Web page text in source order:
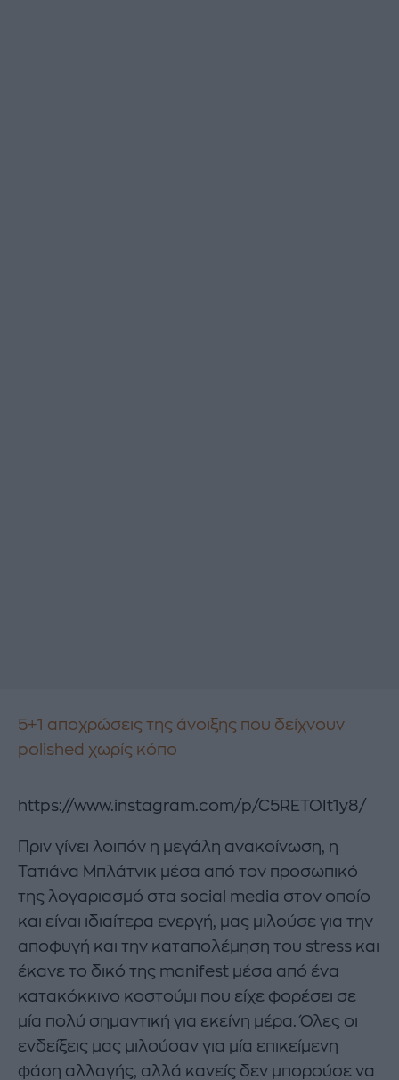
5+1 αποχρώσεις της άνοιξης που δείχνουν
polished χωρίς κόπο
https://www.instagram.com/p/C5RETOIt1y8/
Πριν γίνει λοιπόν η μεγάλη ανακοίνωση, η
Τατιάνα Μπλάτνικ μέσα από τον προσωπικό
της λογαριασμό στα social media στον οποίο
και είναι ιδιαίτερα ενεργή, μας μιλούσε για την
αποφυγή και την καταπολέμηση του stress και
έκανε το δικό της manifest μέσα από ένα
κατακόκκινο κοστούμι που είχε φορέσει σε
μία πολύ σημαντική για εκείνη μέρα. Όλες οι
ενδείξεις μας μιλούσαν για μία επικείμενη
φάση αλλαγής, αλλά κανείς δεν μπορούσε να